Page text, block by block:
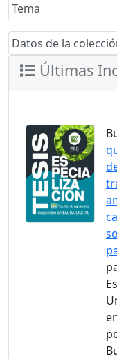
Tema
Datos de la
Últimas